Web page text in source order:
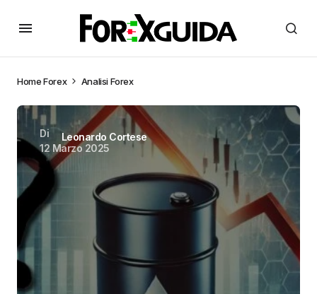
HomeForex Analisi Forex
Di
Leonardo Cortese
12 Marzo 2025